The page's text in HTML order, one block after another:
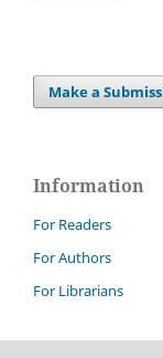
Make a
Information
For Readers
For Authors
For Librarians